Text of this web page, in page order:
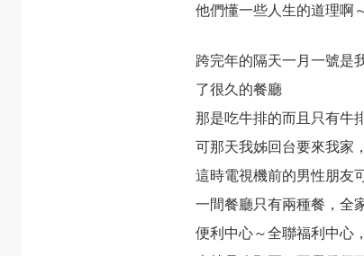
他們懂一些人生的道理啊
跨完年的隔天一月一號是
了很久的餐廳
那是吃牛排的而且只有牛
可那天我姊回台要來我家
這時電視機前的男性朋友
一間餐廳只有兩種餐，全
便利中心～全聯福利中心